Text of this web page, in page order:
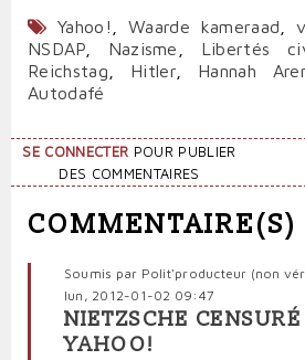
Yahoo! ,Waarde kameraad ,
NSDAP, Nazisme Libertés
Reichstag
Hitler, Hannah
Autodafé
SE CONNECTER POUR PUBLIER
DES COMMENTAIRES
COMMENTAIRE(S)
Soumis par Polit'producteur (non
lun, 2012-01-02 09:47
NIETZSCHE CENSURÉ
YAHOO!